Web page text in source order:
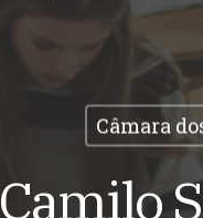
Câmara
Camilo